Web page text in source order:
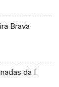
Brava
da I